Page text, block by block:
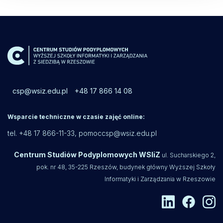
csp@wsiz.edu.pl +48 17 866 14 08
Wsparcie techniczne w czasie zajęć online:
tel. +48 17 866-11-33, pomoccsp@wsiz.edu.pl
Centrum Studiów Podyplomowych WSIiZ ul. Sucharskiego 2,
pok. nr 48, 35-225 Rzeszów, budynek główny Wyższej Szkoły
Informatyki i Zarządzania w Rzeszowie